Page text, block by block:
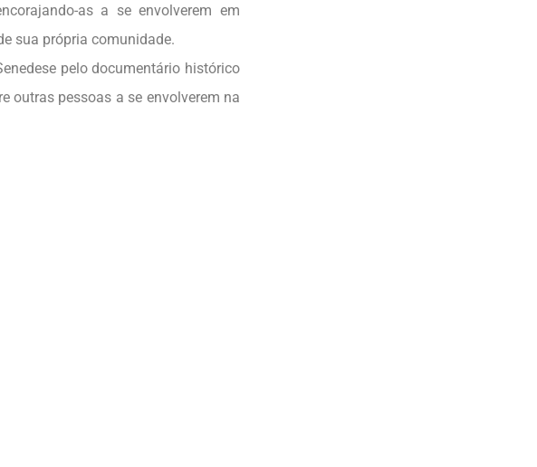
as a se envolverem em
sua própria comunidade.
pelo documentário histórico
outras pessoas a se envolverem na